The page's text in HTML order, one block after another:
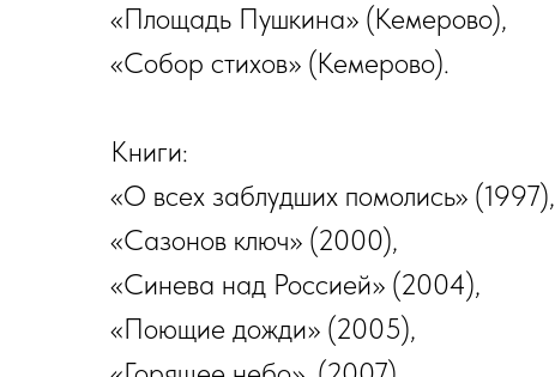
«Площадь Пушкина» (Кемерово),
«Собор стихов» (Кемерово).
Книги:
«О всех заблудших помолись» (1997),
«Сазонов ключ» (2000),
«Синева над Россией» (2004),
«Поющие дожди» (2005),